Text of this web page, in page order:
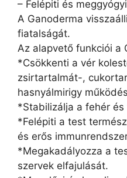
– Felépiti és
A Ganoderma
fiatalságát.
Az alapvető funkciói a
*Csökkenti a vér
zsirtartalmát-,
hasnyálmirigy
*Stabilizálja a fehér
*Felépiti a test
és erős
*Megakadályozza a
szervek elfajulását.